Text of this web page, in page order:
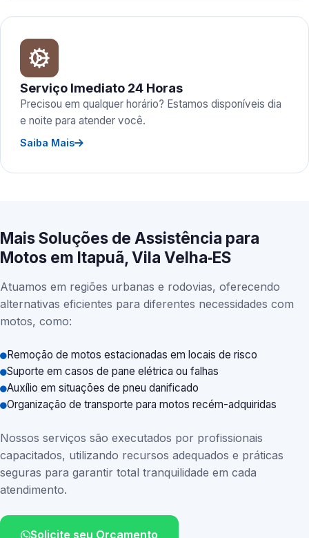
Serviço Imediato 24 Horas
Precisou em qualquer horário? Estamos disponíveis dia
e noite para atender você.
Saiba Mais
Mais Soluções de Assistência para
Motos em Itapuã, Vila Velha‑ES
Atuamos em regiões urbanas e rodovias, oferecendo
alternativas eficientes para diferentes necessidades com
motos, como:
Remoção de motos estacionadas em locais de risco
Suporte em casos de pane elétrica ou falhas
Auxílio em situações de pneu danificado
Organização de transporte para motos recém-adquiridas
Nossos serviços são executados por profissionais
capacitados, utilizando recursos adequados e práticas
seguras para garantir total tranquilidade em cada
atendimento.
Solicite seu Orçamento